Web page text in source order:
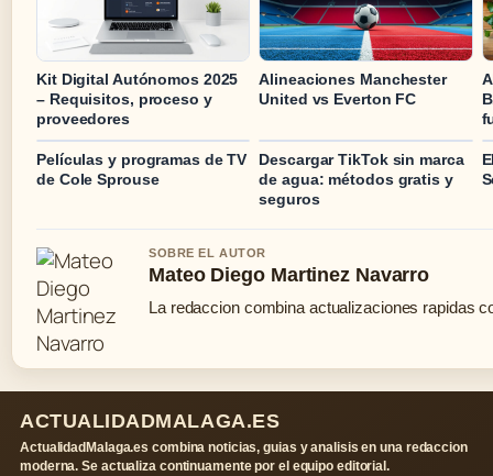
Kit Digital Autónomos 2025
– Requisitos, proceso y
proveedores
Alineaciones Manchester
United vs Everton FC
Películas y programas de TV
de Cole Sprouse
Descargar TikTok sin marca
de agua: métodos gratis y
seguros
SOBRE EL AUTOR
Mateo Diego Martinez Navarro
La redaccion combina actualizaciones rapidas
ACTUALIDADMALAGA.ES
ActualidadMalaga.es combina noticias, guias y analisis en una redaccion
moderna. Se actualiza continuamente por el equipo editorial.